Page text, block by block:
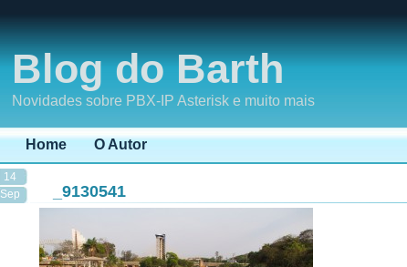
Blog do Barth
Novidades sobre PBX-IP Asterisk e muito mais
Home O Autor
14
Sep
_9130541